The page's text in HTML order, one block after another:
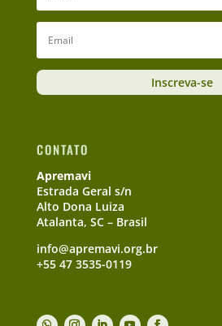
Inscreva-se
CONTATO
Apremavi
Estrada Geral s/n
Alto Dona Luiza
Atalanta, SC – Brasil
info@apremavi.org.br
+55 47 3535-0119